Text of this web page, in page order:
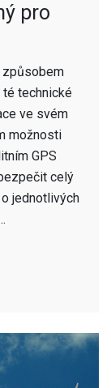
pro
způsobem
té technické
ve svém
možnosti
GPS
celý
jednotlivých